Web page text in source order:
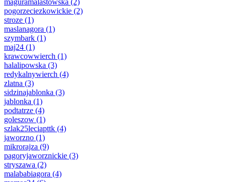
maguramalastowska (2)
pogorzeciezkowickie (2)
stroze (1)
maslanagora (1)
szymbark (1)
maj24 (1)
krawcowwierch (1)
halalipowska (3)
redykalnywierch (4)
zlatna (3)
sidzinajablonka (3)
jablonka (1)
podtatrze (4)
goleszow (1)
szlak25leciapttk (4)
jaworzno (1)
mikrorajza (9)
pagoryjaworznickie (3)
stryszawa (2)
malababiagora (4)